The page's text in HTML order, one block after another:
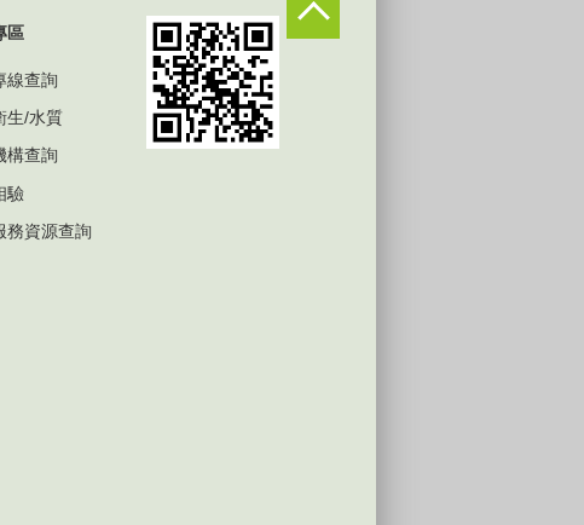
區
線查詢
生/水質
構查詢
驗
務資源查詢